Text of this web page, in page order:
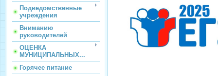
Подведомственные
учреждения
Вниманию
руководителей
ОЦЕНКА
МУНИЦИПАЛЬНЫХ...
Горячее питание